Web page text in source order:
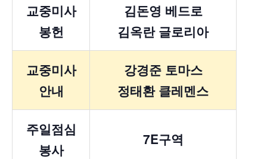
교중미사
봉헌
김돈영 베드로
김옥란 글로리아
교중미사
안내
강경준 토마스
정태환 클레멘스
주일점심
봉사
7E구역